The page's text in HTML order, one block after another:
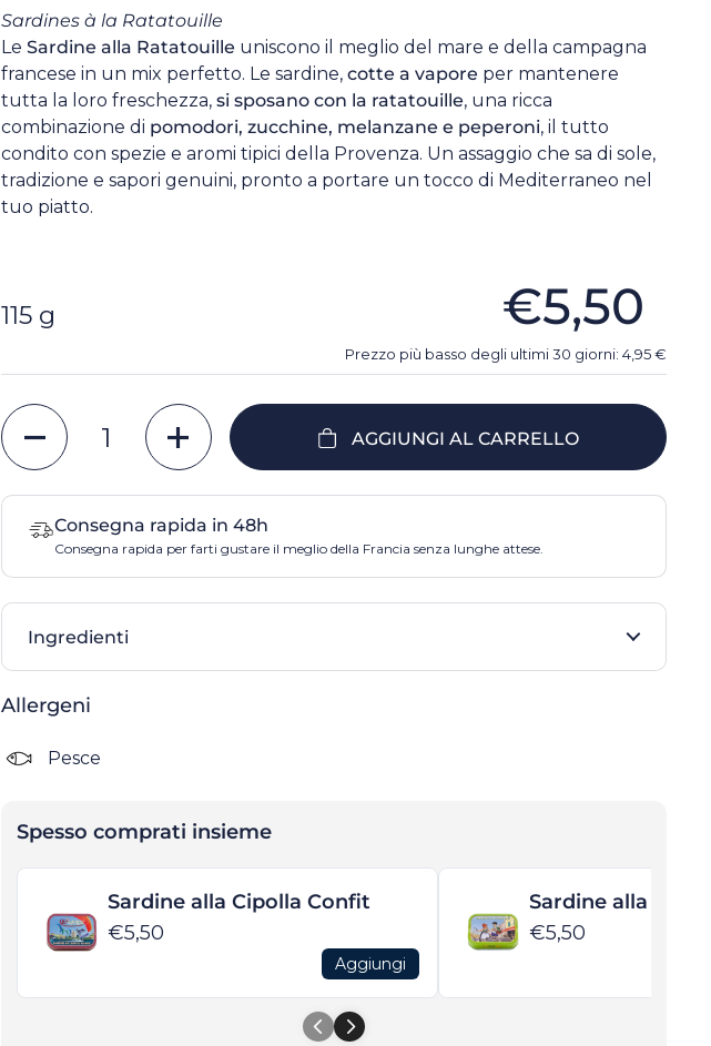
Sardines à la Ratatouille
Le Sardine alla Ratatouille uniscono il meglio del mare e della campagna
francese in un mix perfetto. Le sardine, cotte a vapore per mantenere
tutta la loro freschezza, si sposano con la ratatouille, una ricca
combinazione di pomodori, zucchine, melanzane e peperoni, il tutto
condito con spezie e aromi tipici della Provenza. Un assaggio che sa di sole,
tradizione e sapori genuini, pronto a portare un tocco di Mediterraneo nel
tuo piatto.
115 g €5,50
Prezzo più basso degli ultimi 30 giorni: 4,95€
Quantità
AGGIUNGI AL CARRELLO
Consegna rapida in 48h
Consegna rapida per farti gustare il meglio della Francia senza lunghe attese.
Ingredienti
Allergeni
Pesce
Spesso comprati insieme
Sardine alla Cipolla Confit
€5,50
Aggiungi
Sardine alla
€5,50